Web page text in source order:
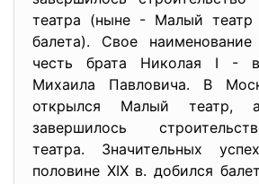
театра (ныне - Малый
балета). Свое
честь брата Николая I -
Михаила Павловича. В
открылся Малый
завершилось
театра. Значительных
половине XIX в. добился